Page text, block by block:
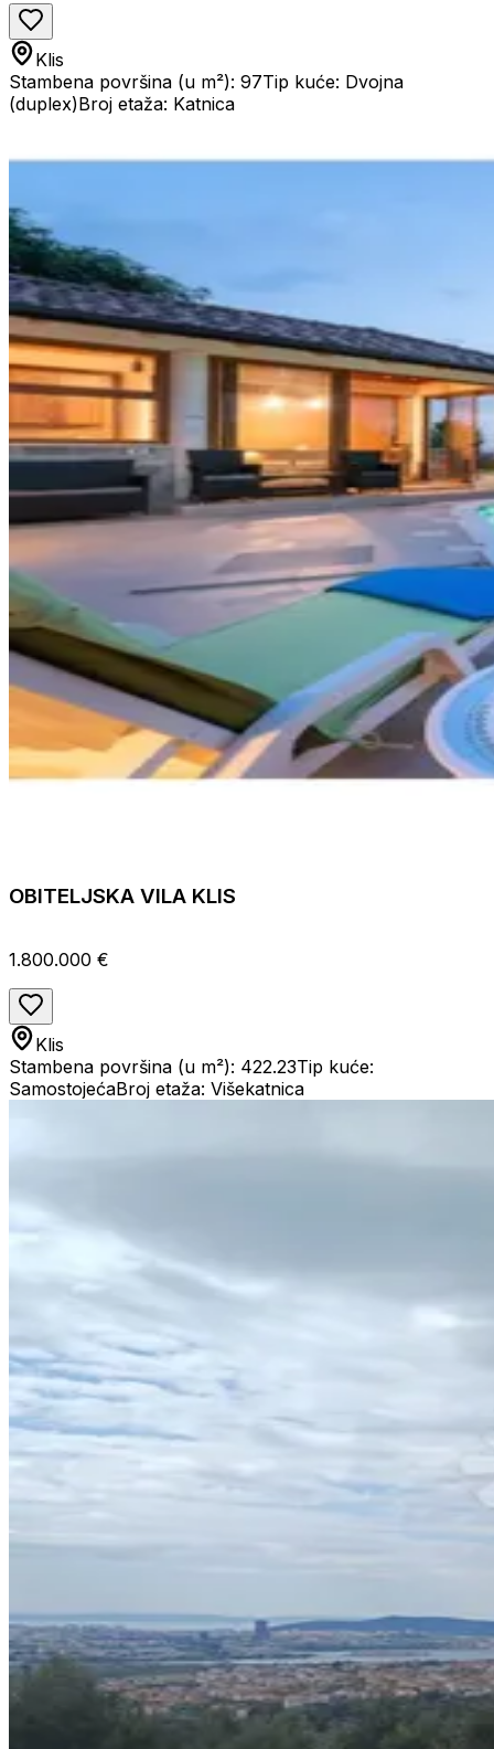
Klis
Stambena površina (u m²): 97Tip kuće: Dvojna
(duplex)Broj etaža: Katnica
OBITELJSKA VILA KLIS
1.800.000 €
Klis
Stambena površina (u m²): 422.23Tip kuće:
SamostojećaBroj etaža: Višekatnica